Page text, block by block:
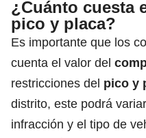
¿Cuánto cuesta
pico y placa?
Es importante que los
cuenta el valor del
restricciones del pico y
distrito, este podrá
infracción y el tipo de